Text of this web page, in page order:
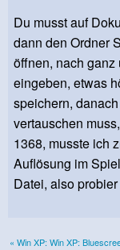
Du musst auf
dann den Ordner
öffnen, nach ganz
eingeben, etwas
speichern,
vertauschen
1368, musste ich
Auflösung im
Datei, also
« Win XP: Win XP: